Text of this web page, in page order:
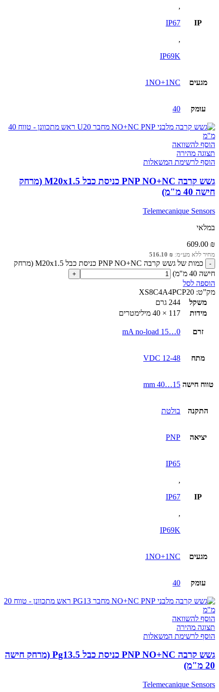
IP
,
IP67
,
IP69K
מגעים 1NO+1NC
עומק 40
הוסף להשוואה
תצוגה מהירה
הוסף לרשימת המשאלות
גשש קרבה PNP NO+NC כניסת כבל M20x1.5 (מרחק
חישה 40 מ"מ)
Telemecanique Sensors
במלאי
609.00 ₪
מחיר ללא מע״מ: 516.10 ₪
כמות של גשש קרבה PNP NO+NC כניסת כבל M20x1.5 (מרחק
חישה 40 מ"מ)
הוספה לסל
מק”ט: XS8C4A4PCP20
משקל
244 גרם
מידות
117 × 40 מילימטרים
זרם 0…15 mA no-load
מתח 12-48 VDC
טווח חישה 15…40 mm
התקנה בולטת
יציאה PNP
IP
IP65
,
IP67
,
IP69K
מגעים 1NO+1NC
עומק 40
הוסף להשוואה
תצוגה מהירה
הוסף לרשימת המשאלות
גשש קרבה PNP NO+NC כניסת כבל Pg13.5 (מרחק חישה
20 מ"מ)
Telemecanique Sensors